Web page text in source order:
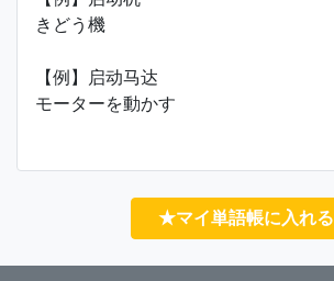
きどう機
【例】启动马达
モーターを動かす
★マイ単語帳に入れる